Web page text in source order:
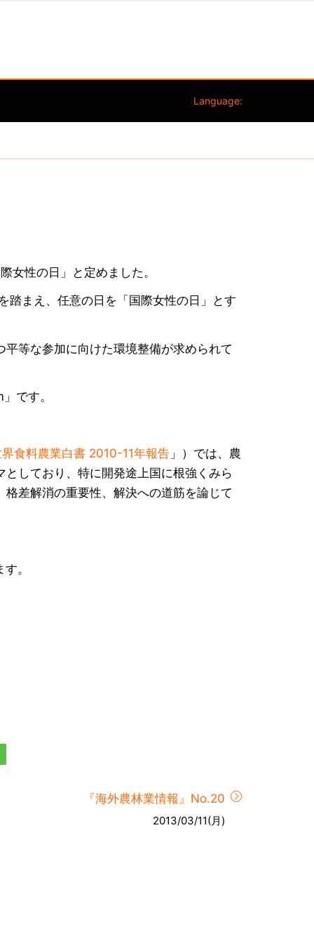
Language:
女性の日」と定めました。
踏まえ、任意の日を「国際女性の日」とす
等な参加に向けた環境整備が求められて
です。
食料農業白書 2010-11年報告」）では、農
しており、特に開発途上国に根強くみら
差解消の重要性、解決への道筋を論じて
。
『海外農林業情報』No.20
2013/03/11(月)